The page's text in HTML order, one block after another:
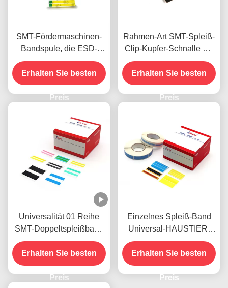
SMT-Fördermaschinen-
Bandspule, die ESD-
Dichtungs-Aufkleber
HAUSTIER Material
verpackt
Erhalten Sie besten
Preis
Rahmen-Art SMT-Spleiß-
Clip-Kupfer-Schnalle mit
Hefter-Art Spleiß-Zangen-
Werkzeug
Erhalten Sie besten
Preis
Universalität 01 Reihe
SMT-Doppeltspleißband
mit den doppelten
prägeartigen Punkten
entworfen, alle Größen
des
Erhalten Sie besten
Preis
Einzelnes Spleiß-Band
Universal-HAUSTIER-
SMTs für
Fördermaschinen-Band
Erhalten Sie besten
Preis